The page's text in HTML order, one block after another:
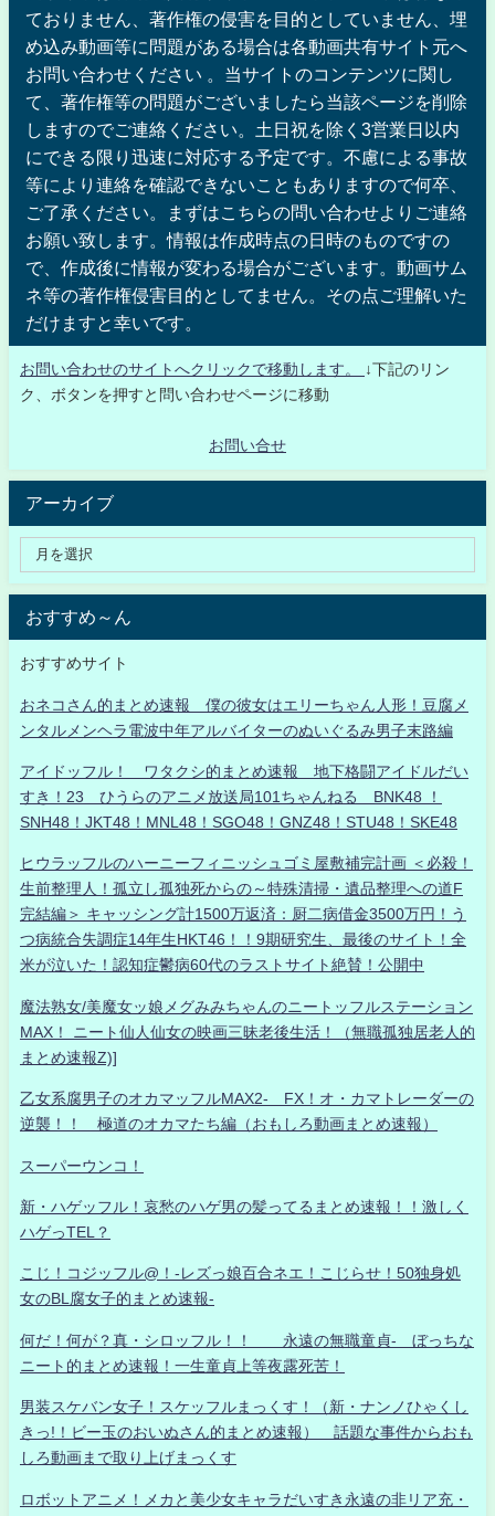
ておりません、著作権の侵害を目的としていません、埋
め込み動画等に問題がある場合は各動画共有サイト元へ
お問い合わせください 。当サイトのコンテンツに関し
て、著作権等の問題がございましたら当該ページを削除
しますのでご連絡ください。土日祝を除く3営業日以内
にできる限り迅速に対応する予定です。不慮による事故
等により連絡を確認できないこともありますので何卒、
ご了承ください。まずはこちらの問い合わせよりご連絡
お願い致します。情報は作成時点の日時のものですの
で、作成後に情報が変わる場合がございます。動画サム
ネ等の著作権侵害目的としてません。その点ご理解いた
だけますと幸いです。
お問い合わせのサイトへクリックで移動します。
↓下記のリン
ク、ボタンを押すと問い合わせページに移動
お問い合せ
アーカイブ
おすすめ～ん
おすすめサイト
おネコさん的まとめ速報 僕の彼女はエリーちゃん人形！豆腐メ
ンタルメンヘラ電波中年アルバイターのぬいぐるみ男子末路編
アイドッフル！ ワタクシ的まとめ速報 地下格闘アイドルだい
すき！23 ひうらのアニメ放送局101ちゃんねる BNK48 ！
SNH48！JKT48！MNL48！SGO48！GNZ48！STU48！SKE48
ヒウラッフルのハーニーフィニッシュゴミ屋敷補完計画 ＜必殺！
生前整理人！孤立し孤独死からの～特殊清掃・遺品整理への道F
完結編＞ キャッシング計1500万返済：厨二病借金3500万円！う
つ病統合失調症14年生HKT46！！9期研究生、最後のサイト！全
米が泣いた！認知症鬱病60代のラストサイト絶賛！公開中
魔法熟女/美魔女ッ娘メグみみちゃんのニートッフルステーション
MAX！ ニート仙人仙女の映画三昧老後生活！（無職孤独居老人的
まとめ速報Z)]
乙女系腐男子のオカマッフルMAX2- FX！オ・カマトレーダーの
逆襲！！ 極道のオカマたち編（おもしろ動画まとめ速報）
スーパーウンコ！
新・ハゲッフル！哀愁のハゲ男の髪ってるまとめ速報！！激しく
ハゲっTEL？
こじ！コジッフル@！-レズっ娘百合ネエ！こじらせ！50独身処
女のBL腐女子的まとめ速報-
何だ！何が？真・シロッフル！！ 永遠の無職童貞- ぼっちな
ニート的まとめ速報！一生童貞上等夜露死苦！
男装スケバン女子！スケッフルまっくす！（新・ナンノひゃくし
きっ!！ビー玉のおいぬさん的まとめ速報） 話題な事件からおも
しろ動画まで取り上げまっくす
ロボットアニメ！メカと美少女キャラだいすき永遠の非リア充・